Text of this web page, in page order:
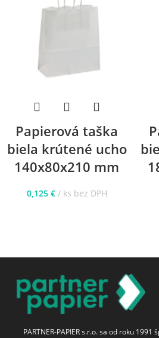
Papierová taška
biela krútené ucho
140x80x210 mm
0,125 € ks bez DPH
PARTNER-PAPIER s.r.o. sa od roku 1991